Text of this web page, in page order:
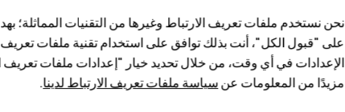
نحن نستخدم ملفات تعريف الارتباط وغيرها من التقنيات
على "قبول الكل"، أنت بذلك توافق على استخدام تقنية ملفات تعريف
الإعدادات في أي وقت، من خلال تحديد خيار "إعدادات ملفات
مزيدًا من المعلومات عنسياسة ملفات تعريف الارتباط لدينا.